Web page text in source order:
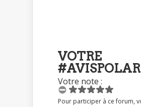
VOTRE
#AVISPOLAR
Votre note :
Pour participer à ce forum, vous devez